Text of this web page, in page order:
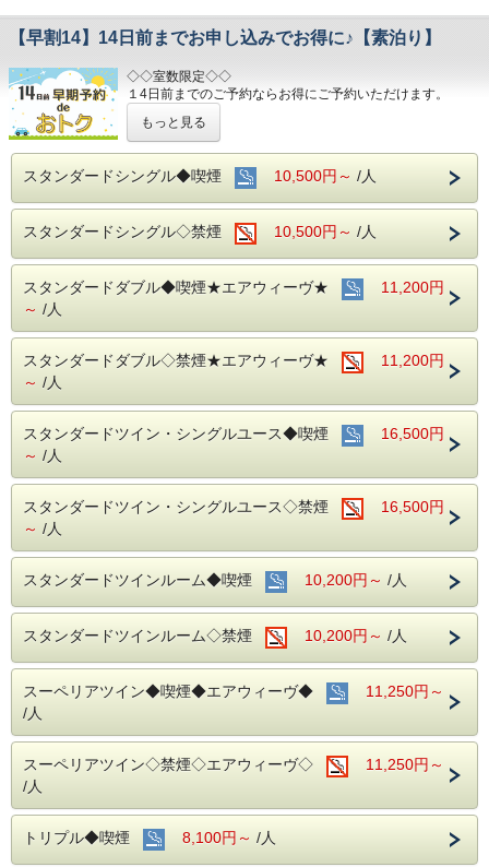
【早割14】14日前までお申し込みでお得に♪【素泊り】
◇◇室数限定◇◇
１4日前までのご予約ならお得にご予約いただけます。
☆先のご予定がお決まりのお客様には断然オトク☆
アルコール消毒を行っております。
える事が可能です。
清掃時は常に換気をして新鮮な空気に入れ替えておりま
～ビジネス・旅行に最高のロケーション～
JR名古屋駅から徒歩４分
名鉄名古屋駅のすぐ上
お財布にも優しい ＋ お客様にも優しいホテルです♪♪
ご予約お待ちしてます(*^o^)ノ
もっと見る
スタンダードシングル◆喫煙 10,500円～ /人
スタンダードシングル◇禁煙 10,500円～ /人
スタンダードダブル◆喫煙★エアウィーヴ★
11,200円
～ /人
スタンダードダブル◇禁煙★エアウィーヴ★
11,200円
～ /人
スタンダードツイン・シングルユース◆喫煙
16,500円
～ /人
スタンダードツイン・シングルユース◇禁煙
16,500円
～ /人
スタンダードツインルーム◆喫煙 10,200円～ /人
スタンダードツインルーム◇禁煙 10,200円～ /人
スーペリアツイン◆喫煙◆エアウィーヴ◆
11,250円～
/人
スーペリアツイン◇禁煙◇エアウィーヴ◇
11,250円～
/人
トリプル◆喫煙 8,100円～ /人